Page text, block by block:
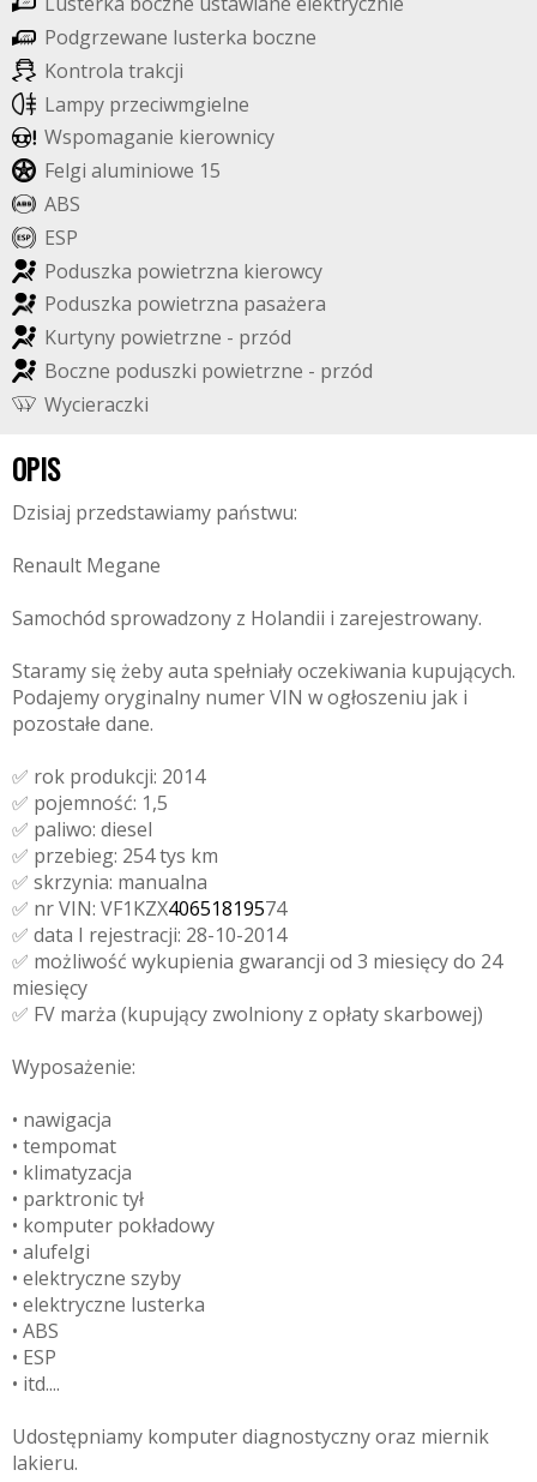
Podgrzewane lusterka boczne
Kontrola trakcji
Lampy przeciwmgielne
Wspomaganie kierownicy
Felgi aluminiowe 15
ABS
ESP
Poduszka powietrzna kierowcy
Poduszka powietrzna pasażera
Kurtyny powietrzne - przód
Boczne poduszki powietrzne - przód
Wycieraczki
OPIS
Dzisiaj przedstawiamy państwu:
Renault Megane
Samochód sprowadzony z Holandii i zarejestrowany.
Staramy się żeby auta spełniały oczekiwania kupujących.
Podajemy oryginalny numer VIN w ogłoszeniu jak i
pozostałe dane.
✅ rok produkcji: 2014
✅ pojemność: 1,5
✅ paliwo: diesel
✅ przebieg: 254 tys km
✅ skrzynia: manualna
✅ nr VIN: VF1KZX40651819574
✅ data I rejestracji: 28-10-2014
✅ możliwość wykupienia gwarancji od 3 miesięcy do 24
miesięcy
✅ FV marża (kupujący zwolniony z opłaty skarbowej)
Wyposażenie:
• nawigacja
• tempomat
• klimatyzacja
• parktronic tył
• komputer pokładowy
• alufelgi
• elektryczne szyby
• elektryczne lusterka
• ABS
• ESP
• itd....
Udostępniamy komputer diagnostyczny oraz miernik
lakieru.